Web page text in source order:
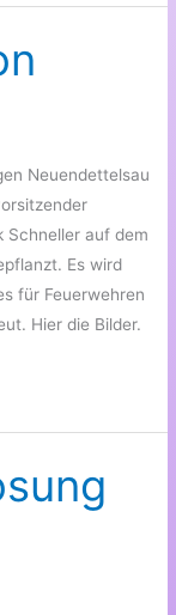
Neuendettelsau
Schneller auf dem
Es wird
für Feuerwehren
Hier die Bilder.